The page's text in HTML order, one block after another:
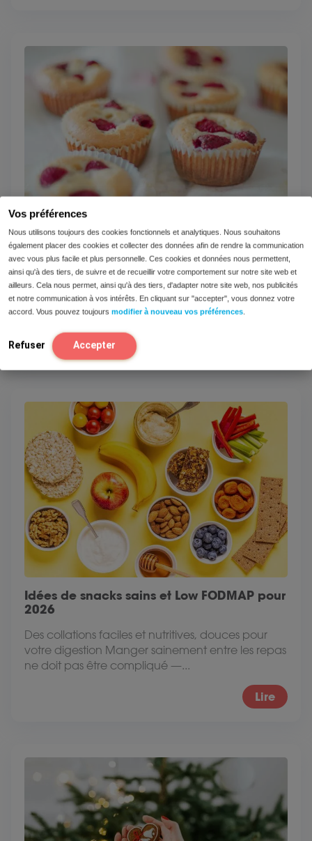
Vos préférences
Nous utilisons toujours des cookies fonctionnels et analytiques. Nous souhaitons
également placer des cookies et collecter des données afin de rendre la communication
avec vous plus facile et plus personnelle. Ces cookies et données nous permettent,
ainsi qu'à des tiers, de suivre et de recueillir votre comportement sur notre site web et
ailleurs. Cela nous permet, ainsi qu'à des tiers, d'adapter notre site web, nos publicités
et notre communication à vos intérêts. En cliquant sur "accepter", vous donnez votre
accord. Vous pouvez toujours modifier à nouveau vos préférences
Refuser Accepter
Muffins de la Saint-Valentin Low-FODMAP
aux framboises
Moelleux, légers et faciles à digérer. Ingrédients (8
muffins) 120 g de yaourt sans lactose 60 ml de lait
sans...
Idées de snacks sains et Low FODMAP pour
2026
Des collations faciles et nutritives, douces pour
votre digestion Manger sainement entre les repas
ne doit pas être compliqué —...
Lire